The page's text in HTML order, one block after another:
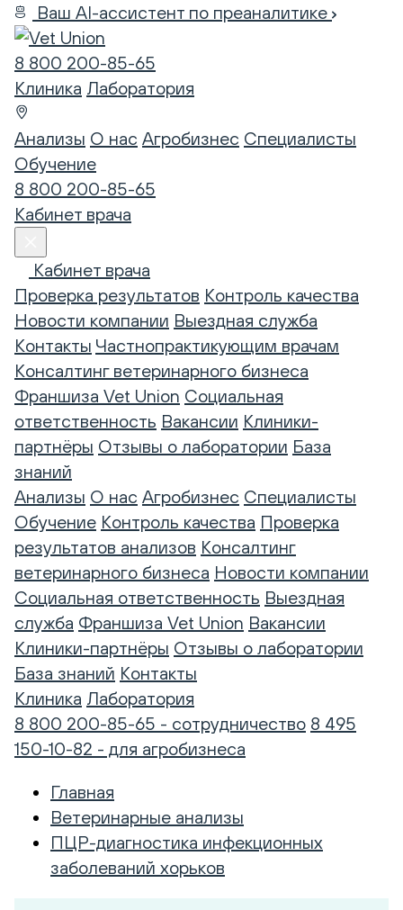
Ваш AI-ассистент по преаналитике
8 800 200-85-65
Клиника Лаборатория
Анализы О нас Агробизнес Специалисты
Обучение
8 800 200-85-65
Кабинет врача
Кабинет врача
Проверка результатов Контроль качества
Новости компании Выездная служба
Контакты Частнопрактикующим врачам
Консалтинг ветеринарного бизнеса
Франшиза Vet Union Социальная
ответственность Вакансии Клиники-
партнёры Отзывы о лаборатории База
знаний
Анализы О нас Агробизнес Специалисты
Обучение Контроль качества Проверка
результатов анализов Консалтинг
ветеринарного бизнеса Новости компании
Социальная ответственность Выездная
служба Франшиза Vet Union Вакансии
Клиники-партнёры Отзывы о лаборатории
База знаний Контакты
Клиника Лаборатория
8 800 200-85-65 - сотрудничество 8 495
150-10-82 - для агробизнеса
Главная
Ветеринарные анализы
ПЦР-диагностика инфекционных
заболеваний хорьков